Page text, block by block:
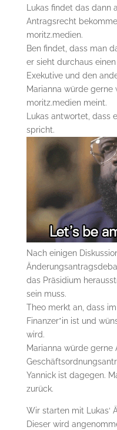
Lukas findet das dann
Antragsrecht
moritz.medien.
Ben findet, dass man
er sieht durchaus
Exekutive und den
Marianna würde gerne
moritz.medien meint.
Lukas antwortet, dass
spricht.
Nach einigen
das Präsidium
sein muss.
Theo merkt an, dass
Finanzer*in ist und
wird.
Marianna würde gerne
Yannick ist dagegen.
zurück.
Wir starten mit Lukas‘
Dieser wird